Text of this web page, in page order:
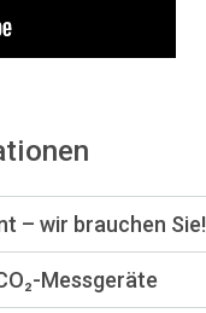
– wir brauchen Sie!
Messgeräte